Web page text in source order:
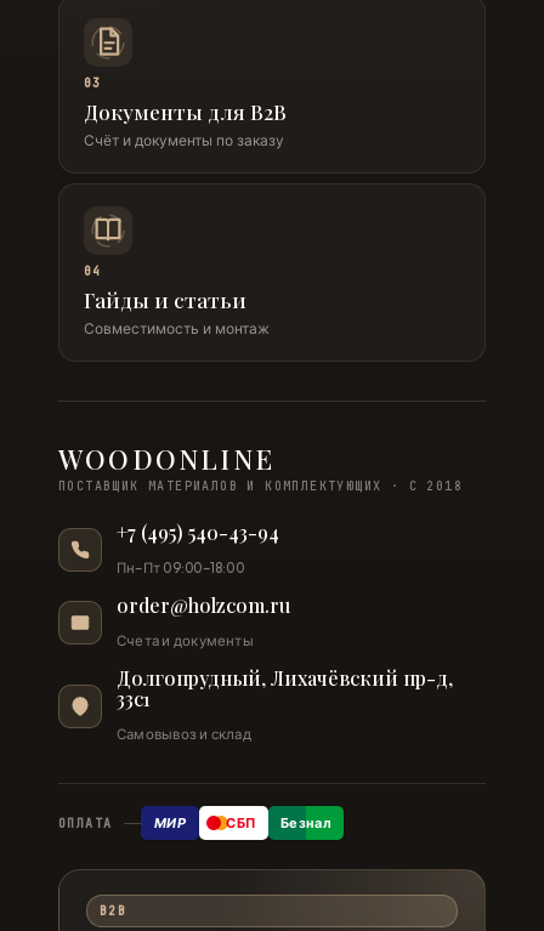
03
Документы для B2B
Счёт и документы по заказу
04
Гайды и статьи
Совместимость и монтаж
WOODONLINE
ПОСТАВЩИК МАТЕРИАЛОВ И КОМПЛЕКТУЮЩИХ · С 2018
+7 (495) 540-43-94
Пн–Пт 09:00–18:00
order@holzcom.ru
Счета и документы
Долгопрудный, Лихачёвский пр-д,
33с1
Самовывоз и склад
ОПЛАТА МИР СБП Безнал
B2B